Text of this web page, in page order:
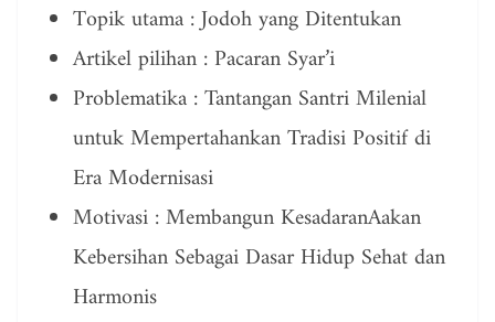
Topik utama : Jodoh yang Ditentukan
Artikel pilihan : Pacaran Syar’i
Problematika : Tantangan Santri Milenial
untuk Mempertahankan Tradisi Positif di
Era Modernisasi
Motivasi : Membangun KesadaranAakan
Kebersihan Sebagai Dasar Hidup Sehat dan
Harmonis